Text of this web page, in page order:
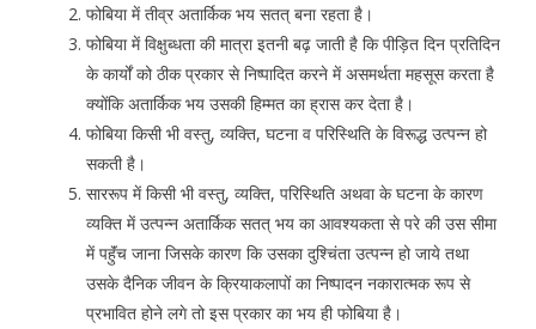
फोबिया में तीव्र अतार्किक भय सतत् बना रहता है।
फोबिया में विक्षुब्धता की मात्रा इतनी बढ़ जाती है कि पीड़ित दिन प्रतिदिन
के कार्यों को ठीक प्रकार से निष्पादित करने में असमर्थता महसूस करता है
क्योंकि अतार्किक भय उसकी हिम्मत का ह्रास कर देता है।
फोबिया किसी भी वस्तु, व्यक्ति, घटना व परिस्थिति के विरूद्ध उत्पन्न हो
सकती है।
साररूप में किसी भी वस्तु, व्यक्ति, परिस्थिति अथवा के घटना के कारण
व्यक्ति में उत्पन्न अतार्किक सतत् भय का आवश्यकता से परे की उस सीमा
में पहुॅंच जाना जिसके कारण कि उसका दुश्चिंता उत्पन्न हो जाये तथा
उसके दैनिक जीवन के क्रियाकलापों का निष्पादन नकारात्मक रूप से
प्रभावित होने लगे तो इस प्रकार का भय ही फोबिया है।